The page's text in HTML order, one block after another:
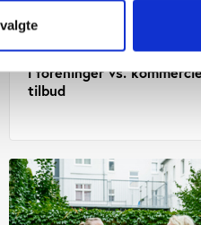
Idan
Oplevelsen af at
i foreninger vs.
tilbud